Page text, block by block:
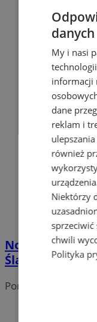
Nowa
Śląskim – co
Portal należy do sieci
danych
My i nasi
informacji
dane
reklam i
ulepszania
również
Niektórzy
chwili
Polityka